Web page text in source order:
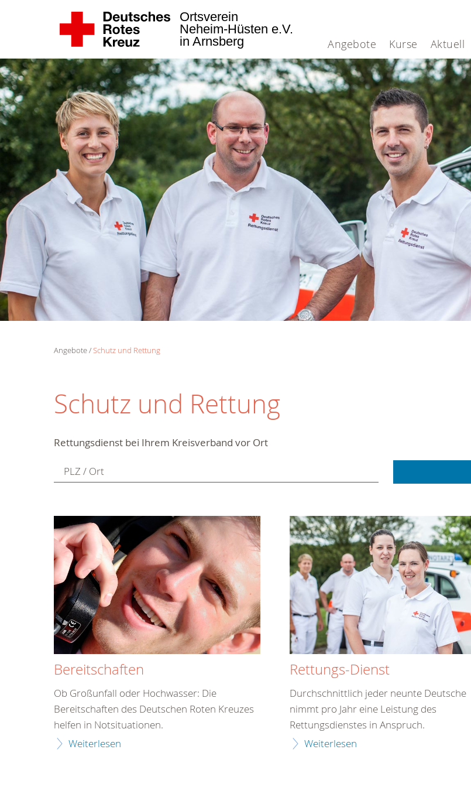
Angebote Kurse Aktuell
Ortsverein
Neheim-Hüsten e.V.
in Arnsberg
Angebote Schutz und Rettung
Schutz und Rettung
Rettungsdienst bei Ihrem Kreisverband vor Ort
PLZ / Ort
Bereitschaften
Ob Großunfall oder Hochwasser: Die
Bereitschaften des Deutschen Roten Kreuzes
helfen in Notsituationen.
Weiterlesen
Rettungs-Dienst
Durchschnittlich jeder neunte Deutsche
nimmt pro Jahr eine Leistung des
Rettungsdienstes in Anspruch.
Weiterlesen